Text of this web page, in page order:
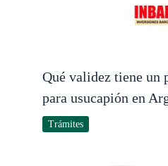
Qué validez tiene un
para usucapión en
Trámites